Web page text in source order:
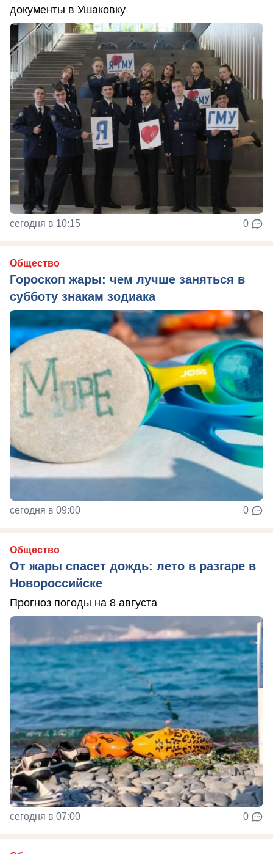
документы в Ушаковку
сегодня в 10:15 0
Общество
Гороскоп жары: чем лучше заняться в
субботу знакам зодиака
сегодня в 09:00 0
Общество
От жары спасет дождь: лето в разгаре в
Новороссийске
Прогноз погоды на 8 августа
сегодня в 07:00 0